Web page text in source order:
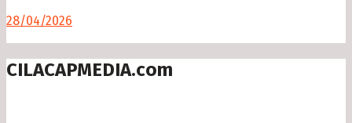
28/04/2026
CILACAPMEDIA.com